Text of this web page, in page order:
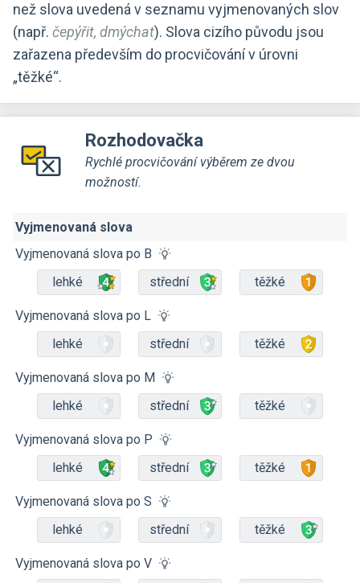
než slova uvedená v seznamu vyjmenovaných slov
(např. čepýřit, dmýchat). Slova cizího původu jsou
zařazena především do procvičování v úrovni
„těžké“.
Rozhodovačka
Rychlé procvičování výběrem ze dvou
možností.
Vyjmenovaná slova
Vyjmenovaná slova po B
lehké
střední těžké
Vyjmenovaná slova po L
lehké
střední těžké
Vyjmenovaná slova po M
lehké
střední těžké
Vyjmenovaná slova po P
lehké
střední těžké
Vyjmenovaná slova po S
lehké
střední těžké
Vyjmenovaná slova po V